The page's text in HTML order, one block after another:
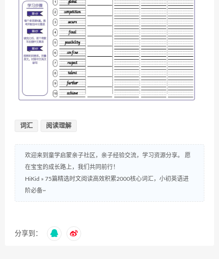
词汇 阅读理解
欢迎来到童学启蒙亲子社区，亲子经验交流，学习资源分享。 愿
在宝宝的成长路上，我们共同前行！
HiKid » 75篇精选时文阅读高效积累2000核心词汇，小初英语进
阶必备~
分享到：